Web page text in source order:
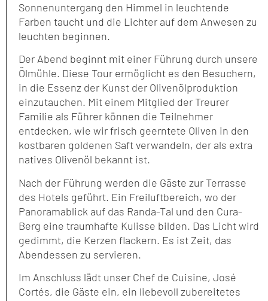
Sonnenuntergang den Himmel in leuchtende
Farben taucht und die Lichter auf dem Anwesen zu
leuchten beginnen.
Der Abend beginnt mit einer Führung durch unsere
Ölmühle. Diese Tour ermöglicht es den Besuchern,
in die Essenz der Kunst der Olivenölproduktion
einzutauchen. Mit einem Mitglied der Treurer
Familie als Führer können die Teilnehmer
entdecken, wie wir frisch geerntete Oliven in den
kostbaren goldenen Saft verwandeln, der als extra
natives Olivenöl bekannt ist.
Nach der Führung werden die Gäste zur Terrasse
des Hotels geführt. Ein Freiluftbereich, wo der
Panoramablick auf das Randa-Tal und den Cura-
Berg eine traumhafte Kulisse bilden. Das Licht wird
gedimmt, die Kerzen flackern. Es ist Zeit, das
Abendessen zu servieren.
Im Anschluss lädt unser Chef de Cuisine, José
Cortés, die Gäste ein, ein liebevoll zubereitetes